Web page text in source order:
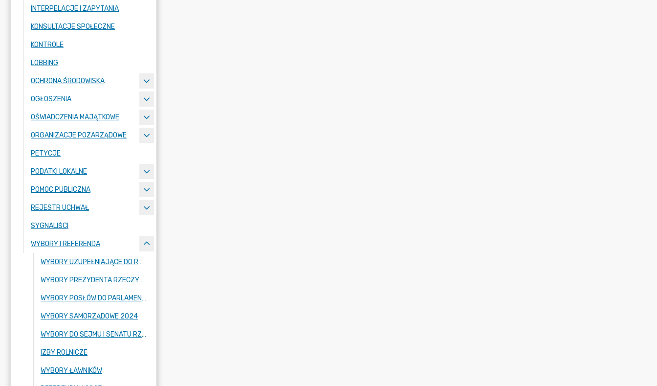
INTERPELACJE I ZAPYTANIA
KONSULTACJE SPOŁECZNE
KONTROLE
LOBBING
OCHRONA ŚRODOWISKA
OGŁOSZENIA
OŚWIADCZENIA MAJĄTKOWE
ORGANIZACJE POZARZĄDOWE
PETYCJE
PODATKI LOKALNE
POMOC PUBLICZNA
REJESTR UCHWAŁ
SYGNALIŚCI
WYBORY I REFERENDA
WYBORY UZUPEŁNIAJĄCE DO RADY GMINY 2026
WYBORY PREZYDENTA RZECZYPOSPOLITEJ POLSKIEJ 2025 R.
WYBORY POSŁÓW DO PARLAMENTU EUROPEJSKIEGO 2024
WYBORY SAMORZĄDOWE 2024
WYBORY DO SEJMU I SENATU RZECZYPOSPOLITEJ POLSKIEJ 2023
IZBY ROLNICZE
WYBORY ŁAWNIKÓW